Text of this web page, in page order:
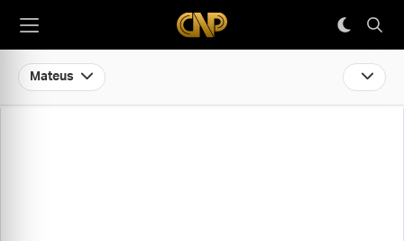
Mateus